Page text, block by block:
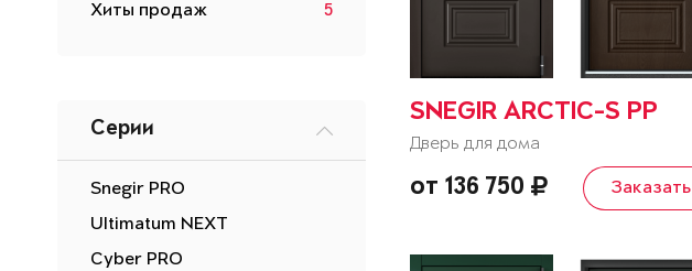
Хиты продаж
5
Серии
Snegir PRO
Ultimatum NEXT
Cyber PRO
SNEGIR ARCTIC-S PP
Дверь для дома
от 136 750 Заказать